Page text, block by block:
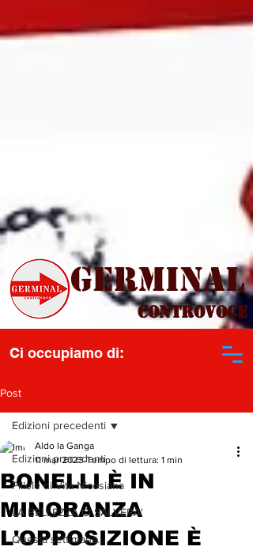
Controvoce
Ci occupiamo di:
Germinal
Post
Edizioni precedenti
Pillole di Vita Nicosiana
LA BELLEZZA CI SALVERA'
Questa settimana...
Edizioni precedenti
BONELLI È IN
MINORANZA
L'OPPOSIZIONE È
Aldo la Ganga
11 mar 2023 Tempo di lettura: 1 min